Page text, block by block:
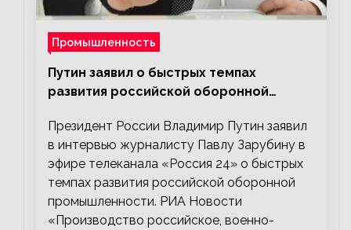
Промышленность
Путин заявил о быстрых темпах
развития российской оборонной
Президент России Владимир Путин заявил
в интервью журналисту Павлу Зарубину в
эфире телеканала «Россия 24» о быстрых
темпах развития российской оборонной
промышленности. РИА Новости
«Производство российское, военно-